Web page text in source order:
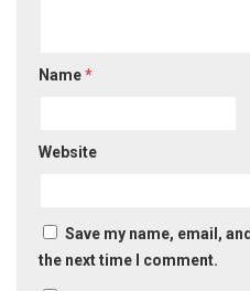
Name*
Website
Save my name, email,
the next time I comment.